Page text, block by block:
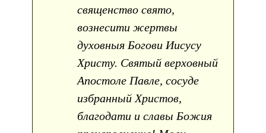
священство свято,
вознесити жертвы
духовныя Богови Иисусу
Христу. Святый верховный
Апостоле Павле, сосуде
избранный Христов,
благодати и славы Божия